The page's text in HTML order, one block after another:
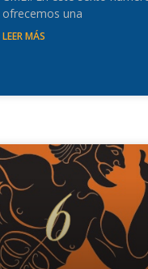
ofrecemos una
LEER MÁS